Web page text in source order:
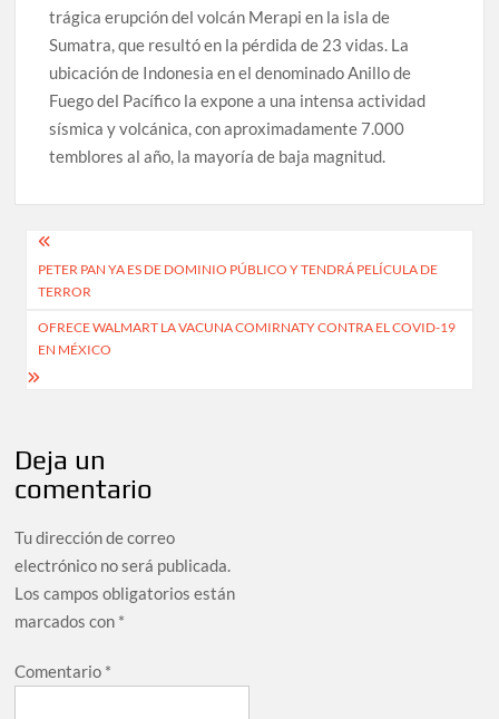
trágica erupción del volcán Merapi en la isla de
Sumatra, que resultó en la pérdida de 23 vidas. La
ubicación de Indonesia en el denominado Anillo de
Fuego del Pacífico la expone a una intensa actividad
sísmica y volcánica, con aproximadamente 7.000
temblores al año, la mayoría de baja magnitud.
Navegación
de
entradas
PETER PAN YA ES DE DOMINIO PÚBLICO Y TENDRÁ PELÍCULA DE
TERROR
OFRECE WALMART LA VACUNA COMIRNATY CONTRA EL COVID-19
EN MÉXICO
Deja un
comentario
Tu dirección de correo
electrónico no será publicada.
Los campos obligatorios están
marcados con *
Comentario *